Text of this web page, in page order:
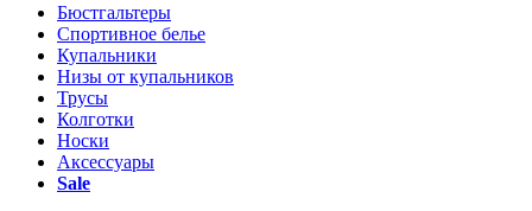
Бюстгальтеры
Спортивное белье
Купальники
Низы от купальников
Трусы
Колготки
Носки
Аксессуары
Sale